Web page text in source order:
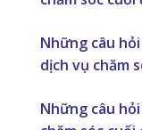
Những câu
dịch vụ chăm
Những câu